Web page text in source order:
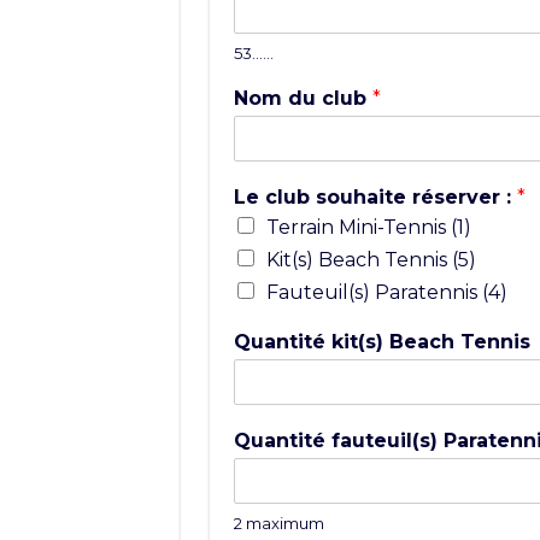
53……
Nom du club *
Le club souhaite réserver : *
Terrain Mini-Tennis (1)
Kit(s) Beach Tennis (5)
Fauteuil(s) Paratennis (4)
Quantité kit(s) Beach Tennis
Quantité fauteuil(s)
2 maximum